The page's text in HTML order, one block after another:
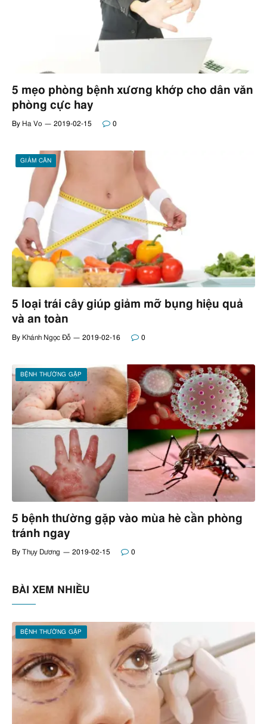
5 mẹo phòng bệnh xương khớp cho dân văn
phòng cực hay
By Ha Vo 2019-02-15 0
GIẢM CÂN
5 loại trái cây giúp giảm mỡ bụng hiệu quả
và an toàn
By Khánh Ngọc Đỗ 2019-02-16 0
BỆNH THƯỜNG GẶP
5 bệnh thường gặp vào mùa hè cần phòng
tránh ngay
By Thụy Dương 2019-02-15 0
BÀI XEM NHIỀU
BỆNH THƯỜNG GẶP